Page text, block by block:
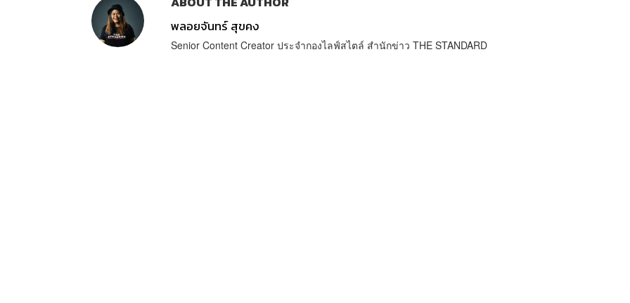
พลอยจันทร์ สุขคง
Senior Content Creator ประจำกองไลฟ์สไตล์ สำนักข่าว THE STANDARD